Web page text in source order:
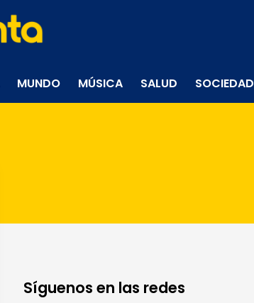
MUNDO MÚSICA SALUD SOCIEDAD
Síguenos en las redes